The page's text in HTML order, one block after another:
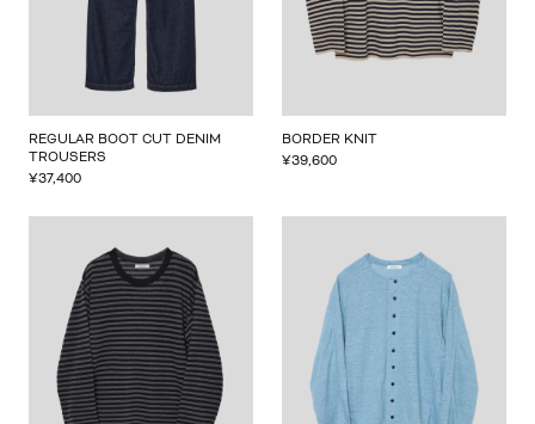
REGULAR BOOT CUT DENIM
TROUSERS
¥37,400
BORDER KNIT
¥39,600